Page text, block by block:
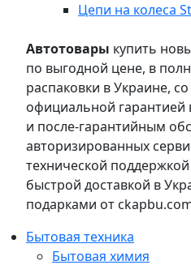
Цепи на колеса
Автотовары купить
по выгодной цене, в
распаковки в Украине, со
официальной гарантией
и после-гарантийным
авторизированных
технической
быстрой доставкой в
подарками от
Бытовая техника
Бытовая химия